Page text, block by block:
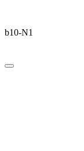
b10-N1